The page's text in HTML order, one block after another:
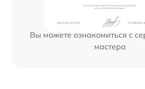
Вы можете ознакомиться с
мастера